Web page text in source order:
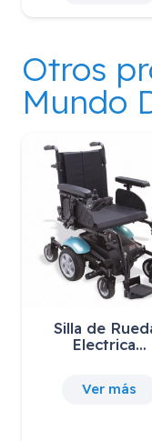
Otros
Mundo
Silla de
Electrica…
Ver más